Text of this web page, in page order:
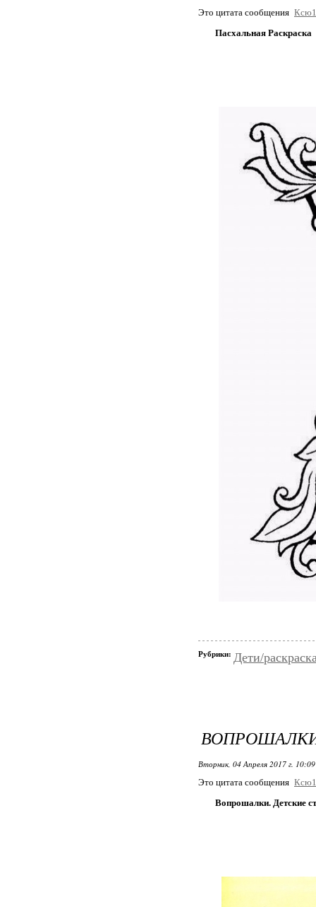
Это цитата сообщения
Пасхальная Раскраска
Рубрики: Дети/
Вторник, 04 Апреля 2017 г.
Это цитата сообщения
Вопрошалки. Детские